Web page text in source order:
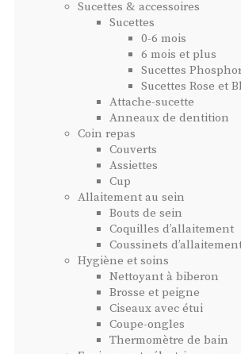
Sucettes & accessoires
Sucettes
0-6 mois
6 mois et plus
Sucettes
Sucettes Rose et
Attache-sucette
Anneaux de dentition
Coin repas
Couverts
Assiettes
Cup
Allaitement au sein
Bouts de sein
Coquilles d’allaitement
Coussinets
Hygiène et soins
Nettoyant à biberon
Brosse et peigne
Ciseaux avec étui
Coupe-ongles
Thermomètre de bain